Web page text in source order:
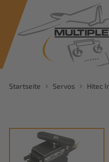
Startseite Servos Hitec